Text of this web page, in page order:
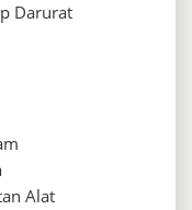
Darurat
Alat